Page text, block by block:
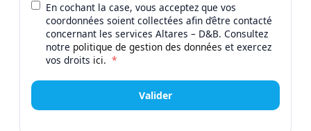
En cochant la case, vous acceptez que vos
coordonnées soient collectées afin d’être contacté
concernant les services Altares – D&B. Consultez
notre politique de gestion des données et exercez
vos droits ici. *
Valider